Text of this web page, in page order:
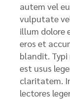
autem vel
vulputate
illum dolore
eros et
blandit.
est usus
claritatem.
lectores